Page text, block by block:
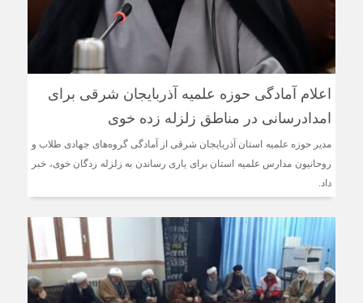
اعلام آمادگی حوزه علمیه آذربایجان شرقی برای
امدادرسانی در مناطق زلزله زده خوی
مدیر حوزه علمیه استان آذربایجان شرقی از آمادگی گروه‌های جهادی طلاب و
روحانیون مدارس علمیه استان برای یاری رساندن به زلزله زدگان خوی، خبر
داد.